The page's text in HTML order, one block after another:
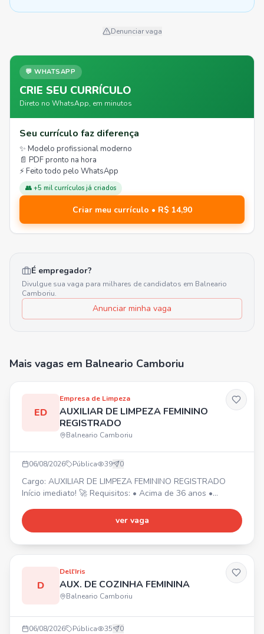
Denunciar vaga
💬 WHATSAPP
CRIE SEU CURRÍCULO
Direto no WhatsApp, em minutos
Seu currículo faz diferença
✨ Modelo profissional moderno
📄 PDF pronto na hora
⚡ Feito todo pelo WhatsApp
👥 +5 mil currículos já criados
Criar meu currículo • R$ 14,90
É empregador?
Divulgue sua vaga para milhares de candidatos em Balneario
Camboriu.
Anunciar minha vaga
Mais vagas em Balneario Camboriu
ED
Empresa de Limpeza
AUXILIAR DE LIMPEZA FEMININO
REGISTRADO
Balneario Camboriu
06/08/2026 Pública 39 0
Cargo: AUXILIAR DE LIMPEZA FEMININO REGISTRADO
Início imediato! 🚀 Requisitos: • Acima de 36 anos •
próximo aos bairros Água Verde e Boqueirão 📍 Jornada
de trabalho: ⏰ • Seg, Qua e Sex: 7h às 11h (Água Verde)
ver vaga
D
Dell'Iris
AUX. DE COZINHA FEMININA
Balneario Camboriu
06/08/2026 Pública 35 0